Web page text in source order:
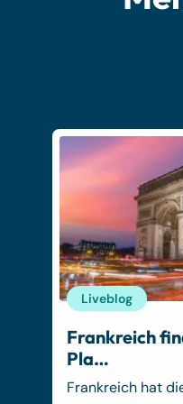
Frankreich
Pla…
Frankreich hat
Liveblog